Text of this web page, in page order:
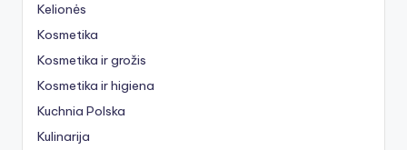
Kelionės
Kosmetika
Kosmetika ir grožis
Kosmetika ir higiena
Kuchnia Polska
Kulinarija